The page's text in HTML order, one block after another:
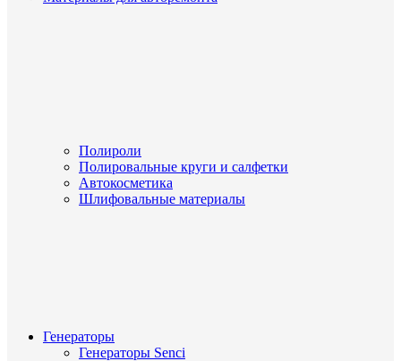
Полироли
Полировальные круги и салфетки
Автокосметика
Шлифовальные материалы
Генераторы
Генераторы Senci